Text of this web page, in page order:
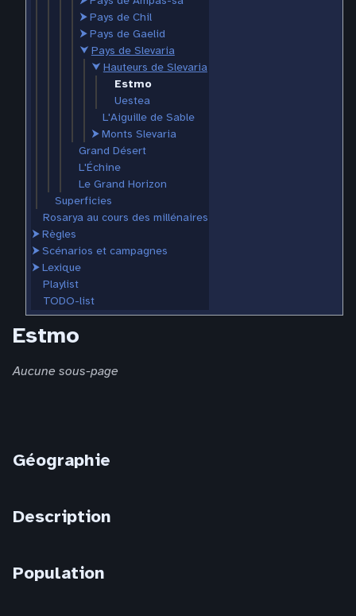
⮞Pays de Chil
⮞Pays de Gaelid
⮟ Pays de Slevaria
⮟ Hauteurs de Slevaria
Estmo
Uestea
L'Aiguille de Sable
⮞Monts Slevaria
Grand Désert
L'Échine
Le Grand Horizon
Superficies
Rosarya au cours des millénaires
⮞Règles
⮞Scénarios et campagnes
⮞Lexique
Playlist
TODO-list
Estmo
Aucune sous-page
Géographie
Description
Population